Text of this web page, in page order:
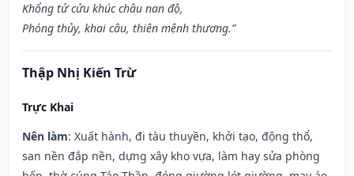
Khổng tử cửu khúc châu nan độ,
Phóng thủy, khai câu, thiên mệnh thương.”
Thập Nhị Kiến Trừ
Trực Khai
Nên làm: Xuất hành, đi tàu thuyền, khởi tạo, động thổ,
san nền đắp nền, dựng xây kho vựa, làm hay sửa phòng